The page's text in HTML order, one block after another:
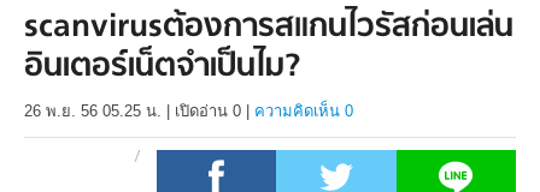
scanvirusต้องการสแกนไวรัสก่อนเล่น
อินเตอร์เน็ตจำเป็นไม?
26 พ.ย. 56 05.25 น. เปิดอ่าน 0 ความคิดเห็น 0